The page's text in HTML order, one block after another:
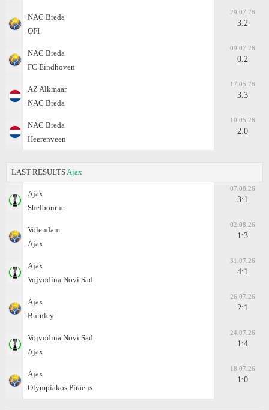
NAC Breda
OFI
29.07.26
3:2
NAC Breda
FC Eindhoven
09.07.26
0:2
AZ Alkmaar
NAC Breda
17.05.26
3:3
NAC Breda
Heerenveen
10.05.26
2:0
LAST RESULTS Ajax
Ajax
Shelbourne
07.08.26
3:1
Volendam
Ajax
02.08.26
1:3
Ajax
Vojvodina Novi Sad
31.07.26
4:1
Ajax
Burnley
26.07.26
2:1
Vojvodina Novi Sad
Ajax
24.07.26
1:4
Ajax
Olympiakos Piraeus
18.07.26
1:0